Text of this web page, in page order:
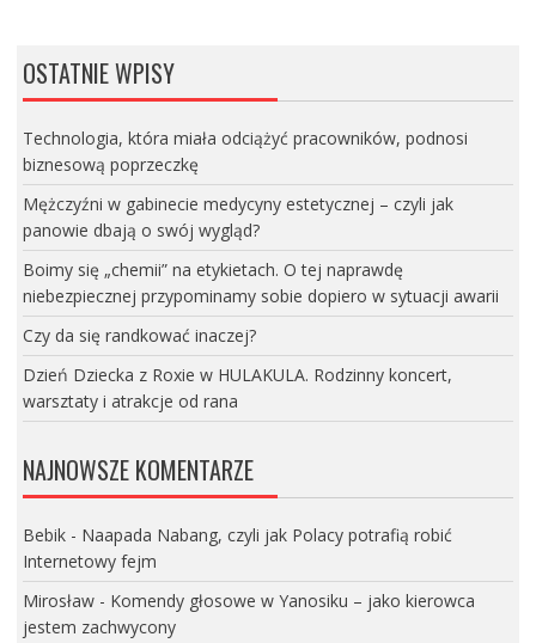
OSTATNIE WPISY
Technologia, która miała odciążyć pracowników, podnosi
biznesową poprzeczkę
Mężczyźni w gabinecie medycyny estetycznej – czyli jak
panowie dbają o swój wygląd?
Boimy się „chemii” na etykietach. O tej naprawdę
niebezpiecznej przypominamy sobie dopiero w sytuacji awarii
Czy da się randkować inaczej?
Dzień Dziecka z Roxie w HULAKULA. Rodzinny koncert,
warsztaty i atrakcje od rana
NAJNOWSZE KOMENTARZE
Bebik- Naapada Nabang, czyli jak Polacy potrafią robić
Internetowy fejm
Mirosław- Komendy głosowe w Yanosiku – jako kierowca
jestem zachwycony